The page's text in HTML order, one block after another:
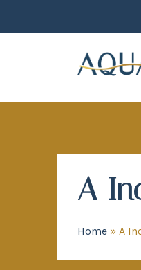
A
Home » A